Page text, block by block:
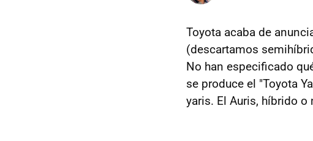
Toyota acaba de
(descartamos
No han especificado
se produce el "Toyota
yaris. El Auris, híbrido